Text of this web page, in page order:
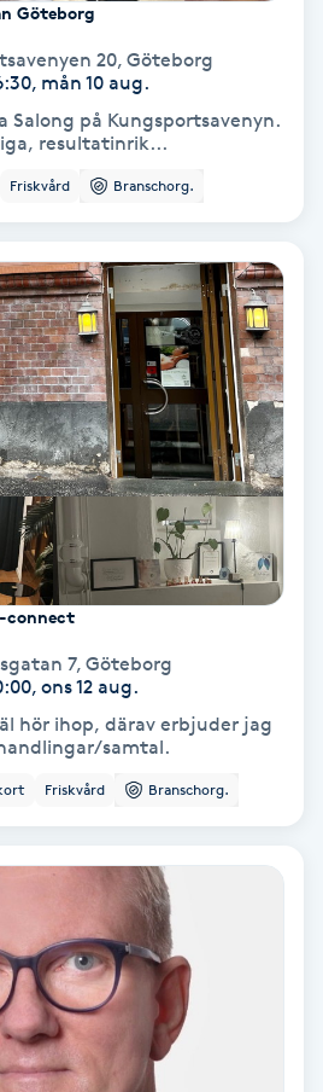
Göteborg
20, Göteborg
mån 10 aug.
Salong på Kungsportsavenyn.
resultatinrik...
Friskvård Branschorg.
connect
7, Göteborg
ons 12 aug.
hör ihop, därav erbjuder jag
samtal.
Friskvård Branschorg.